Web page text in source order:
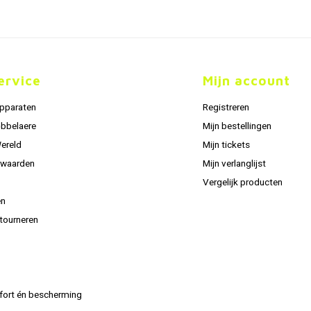
én bescherming
Mijn account
Registreren
Mijn bestellingen
Mijn tickets
Mijn verlanglijst
Vergelijk producten